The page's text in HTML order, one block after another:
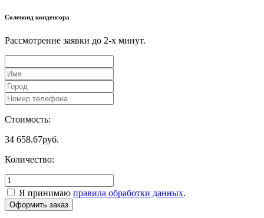
Соленоид конденсора
Рассмотрение заявки до 2-x минут.
Стоимость:
34 658.67руб.
Количество:
Я принимаю правила обработки данных.